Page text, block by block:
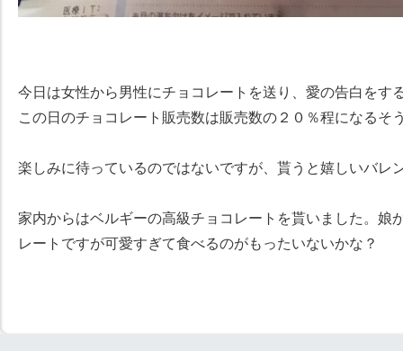
今日は女性から男性にチョコレートを送り、愛の告白をす
この日のチョコレート販売数は販売数の２０％程になるそ
楽しみに待っているのではないですが、貰うと嬉しいバレ
家内からはベルギーの高級チョコレートを貰いました。娘
レートですが可愛すぎて食べるのがもったいないかな？